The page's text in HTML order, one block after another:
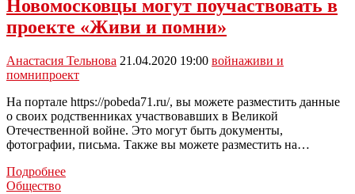
«Лето
в
Новомосковцы могут поучаствовать в
проекте «Живи и помни»
Анастасия Тельнова 21.04.2020 19:00 войнаживи и
помнипроект
На портале https://pobeda71.ru/, вы можете разместить данные
о своих родственниках участвовавших в Великой
Отечественной войне. Это могут быть документы,
фотографии, письма. Также вы можете разместить на…
ПодробнееНовомосковцы
Общество